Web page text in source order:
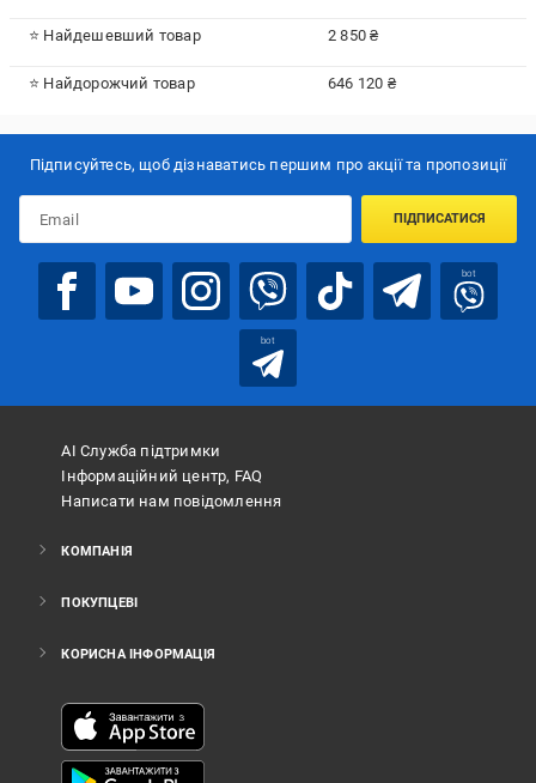
⭐ Найдешевший товар 2 850 ₴
⭐ Найдорожчий товар 646 120 ₴
Підписуйтесь, щоб дізнаватись першим про акції та пропозиції
ПІДПИСАТИСЯ
bot
bot
АІ Служба підтримки
Інформаційний центр, FAQ
Написати нам повідомлення
КОМПАНІЯ
ПОКУПЦЕВІ
КОРИСНА ІНФОРМАЦІЯ